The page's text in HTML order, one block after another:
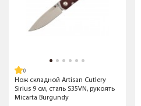
Нож складной Artisan Cutlery
Sirius 9 см, сталь S35VN, рукоять
Micarta Burgundy